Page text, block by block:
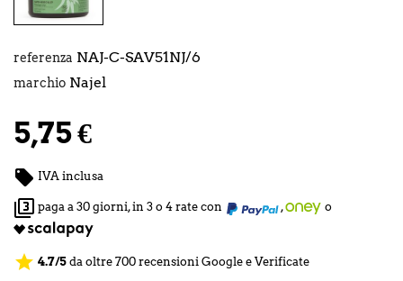
referenza NAJ-C-SAV51NJ/6
marchio Najel
5,75 €
 IVA inclusa
 paga a 30 giorni, in 3 o 4 rate con , o
star 4.7/5 da oltre 700 recensioni Google e Verificate